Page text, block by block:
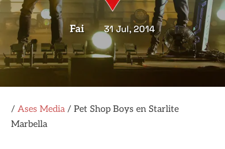
Fai 31 Jul, 2014
/ Ases Media /Pet Shop Boys en Starlite
Marbella